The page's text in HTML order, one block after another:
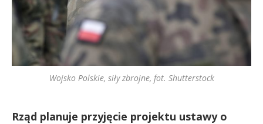
Wojsko Polskie, siły zbrojne, fot. Shutterstock
Rząd planuje przyjęcie projektu ustawy o